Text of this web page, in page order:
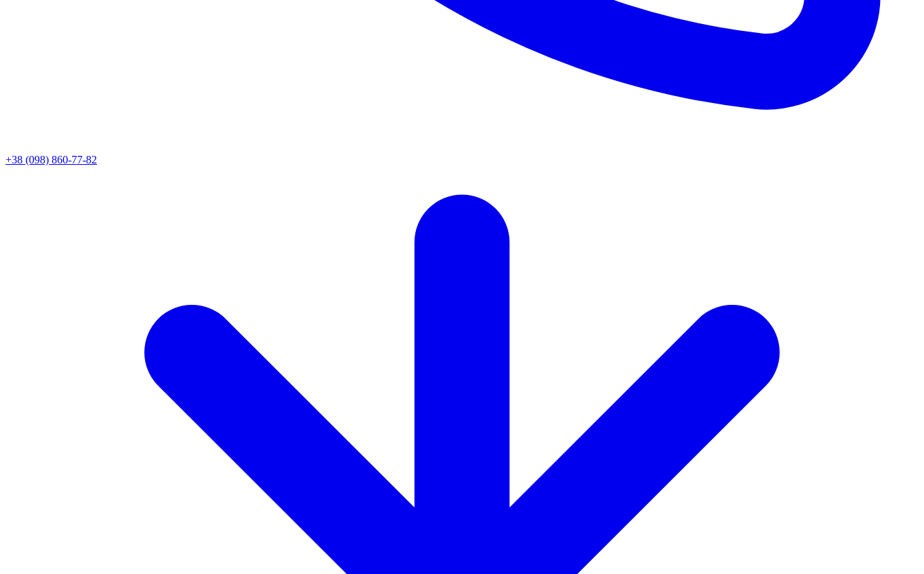
+38 (098) 860-77-82